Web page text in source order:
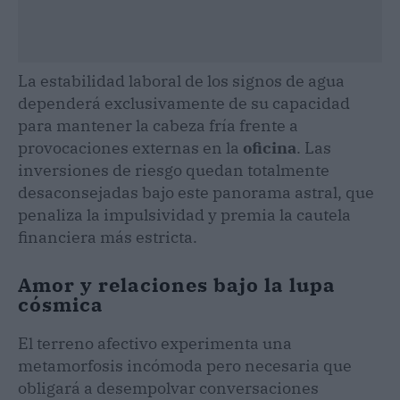
La estabilidad laboral de los signos de agua
dependerá exclusivamente de su capacidad
para mantener la cabeza fría frente a
provocaciones externas en la oficina. Las
inversiones de riesgo quedan totalmente
desaconsejadas bajo este panorama astral, que
penaliza la impulsividad y premia la cautela
financiera más estricta.
Amor y relaciones bajo la lupa
cósmica
El terreno afectivo experimenta una
metamorfosis incómoda pero necesaria que
obligará a desempolvar conversaciones